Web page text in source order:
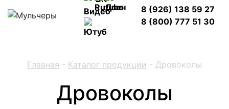
8 (926) 138 59 27
8 (800) 777 51 30
Главная - Каталог продукции - Дровоколы
Дровоколы